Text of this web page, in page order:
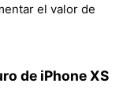
el valor de
de iPhone XS